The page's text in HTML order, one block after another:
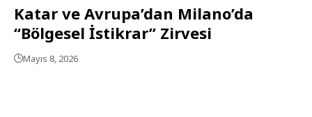
Katar ve Avrupa’dan Milano’da
“Bölgesel İstikrar” Zirvesi
Mayıs 8, 2026